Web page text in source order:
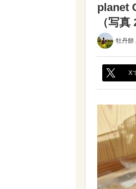
planet
（写真
牡丹餅
X